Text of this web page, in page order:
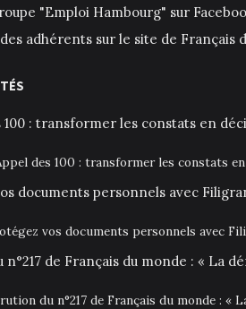
"Emploi Hambourg" sur
adhérents sur le site de Français
100 : transformer les constats en
des 100 : transformer les constats
documents personnels avec
vos documents personnels avec
n°217 de Français du monde : « La
du n°217 de Français du monde : «